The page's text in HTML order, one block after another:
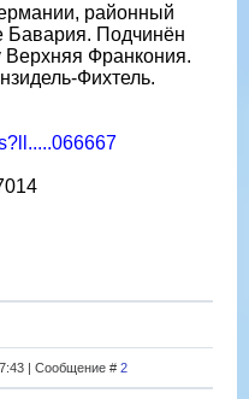
районный
Бавария. Подчинён
Верхняя Франкония.
Фихтель.
| Сообщение # 2